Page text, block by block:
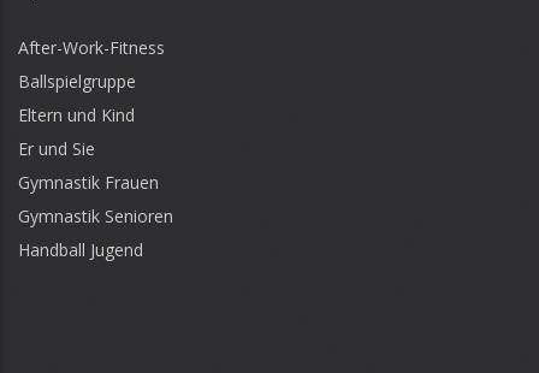
After-Work-Fitness
Ballspielgruppe
Eltern und Kind
Er und Sie
Gymnastik Frauen
Gymnastik Senioren
Handball Jugend